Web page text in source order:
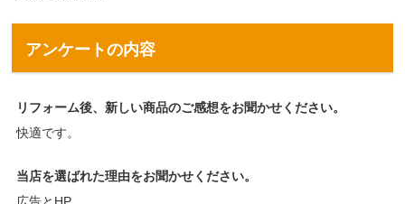
アンケートの内容
リフォーム後、新しい商品のご感想をお聞かせください。
快適です。
当店を選ばれた理由をお聞かせください。